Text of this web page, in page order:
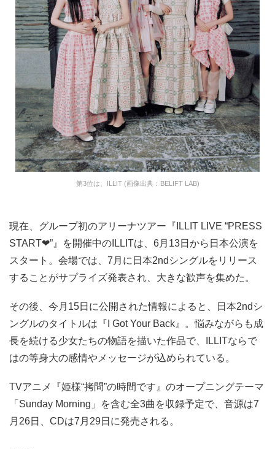
第3位は、ILLIT (画像出典：BELIFT LAB)
現在、グループ初のアリーナツアー『ILLIT LIVE “PRESS
START︎︎❤”』を開催中のILLITは、6月13日から日本公演を
スタート。会場では、7月に日本2ndシングルをリリース
することがサプライズ発表され、大きな歓声を集めた。
その後、今月15日に公開された情報によると、日本2ndシ
ングルのタイトルは『I Got Your Back』。悩みながらも成
長を続ける少女たちの物語を描いた作品で、ILLITならで
はの等身大の感情やメッセージが込められている。
TVアニメ『姫様“拷問”の時間です』のオープニングテーマ
「Sunday Morning」を含む全3曲を収録予定で、音源は7
月26日、CDは7月29日に発売される。